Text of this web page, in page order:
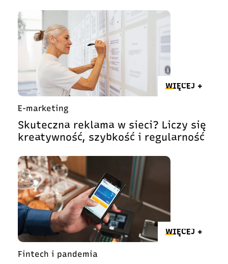
WIĘCEJ +
E-marketing
Skuteczna reklama w sieci? Liczy się
kreatywność, szybkość i regularność
WIĘCEJ +
Fintech i pandemia